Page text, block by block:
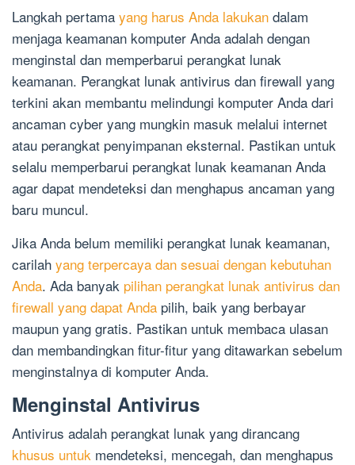
Langkah pertama yang harus Anda lakukan dalam
menjaga keamanan komputer Anda adalah dengan
menginstal dan memperbarui perangkat lunak
keamanan. Perangkat lunak antivirus dan firewall yang
terkini akan membantu melindungi komputer Anda dari
ancaman cyber yang mungkin masuk melalui internet
atau perangkat penyimpanan eksternal. Pastikan untuk
selalu memperbarui perangkat lunak keamanan Anda
agar dapat mendeteksi dan menghapus ancaman yang
baru muncul.
Jika Anda belum memiliki perangkat lunak keamanan,
carilah yang terpercaya dan sesuai dengan kebutuhan
Anda. Ada banyak pilihan perangkat lunak antivirus dan
firewall yang dapat Anda pilih, baik yang berbayar
maupun yang gratis. Pastikan untuk membaca ulasan
dan membandingkan fitur-fitur yang ditawarkan sebelum
menginstalnya di komputer Anda.
Menginstal Antivirus
Antivirus adalah perangkat lunak yang dirancang
khusus untuk mendeteksi, mencegah, dan menghapus